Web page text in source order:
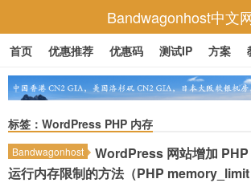
Bandwagonhost中文
首页 优惠推荐 优惠码 测试IP 方案
标签：WordPress PHP 内存
Bandwagonhost
WordPress 网站增加 PHP
运行内存限制的方法（PHP memory_limit